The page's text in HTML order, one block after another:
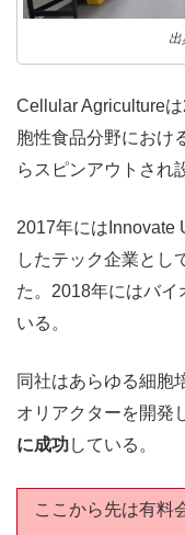
Cellular Agriculture
胞性食品分野におけ
らスピンアウトされ
2017年にはInnovate
したテック企業とし
た。2018年にはバイ
いる。
同社はあらゆる細胞
オリアクターを開発
に成功している。
ここから先は有料